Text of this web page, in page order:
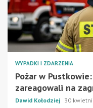
WYPADKI I ZDARZENIA
Pożar w
zareagowali na
Dawid Kołodziej 30